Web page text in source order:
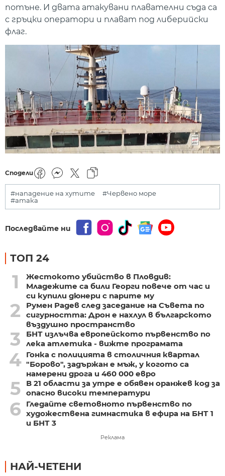
потъне. И двата атакувани плавателни съда са
с гръцки оператори и плават под либерийски
флаг.
Сподели
#нападение на хутите
#Червено море
#атака
Последвайте ни
ТОП 24
1
Жестокото убийство в Пловдив:
Младежите са били Георги повече от час и
си купили дюнери с парите му
2
Румен Радев след заседание на Съвета по
сигурността: Дрон е нахлул в българското
въздушно пространство
3
БНТ излъчва европейското първенство по
лека атлетика - вижте програмата
4 Гонка с полицията в столичния квартал
"Борово", задържан е мъж, у когото са
намерени дрога и 460 000 евро
5
В 21 области за утре е обявен оранжев код за
опасно високи температури
6
Гледайте световното първенство по
художествена гимнастика в ефира на БНТ 1
и БНТ 3
Реклама
НАЙ-ЧЕТЕНИ